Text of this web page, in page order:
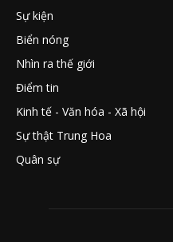
Sự kiện
Biển nóng
Nhìn ra thế giới
Điểm tin
Kinh tế - Văn hóa - Xã hội
Sự thật Trung Hoa
Quân sự